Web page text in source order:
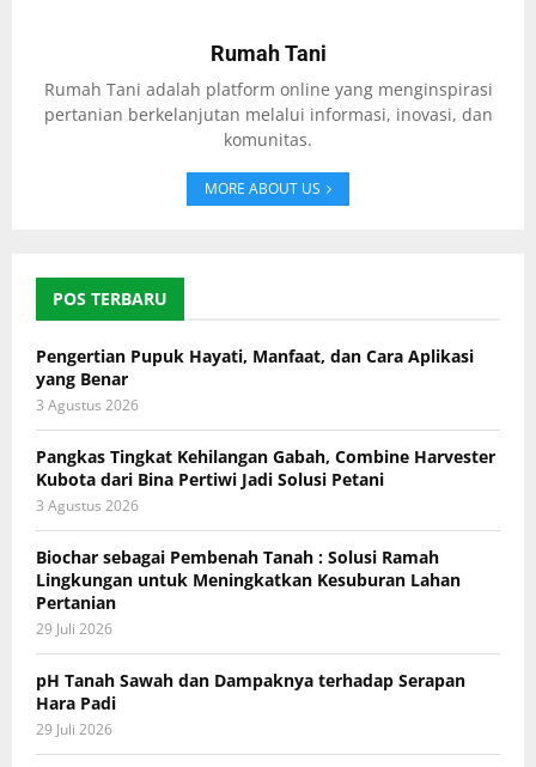
Rumah Tani
Rumah Tani adalah platform online yang menginspirasi
pertanian berkelanjutan melalui informasi, inovasi, dan
komunitas.
MORE ABOUT US
POS TERBARU
Pengertian Pupuk Hayati, Manfaat, dan Cara Aplikasi
yang Benar
3 Agustus 2026
Pangkas Tingkat Kehilangan Gabah, Combine Harvester
Kubota dari Bina Pertiwi Jadi Solusi Petani
3 Agustus 2026
Biochar sebagai Pembenah Tanah : Solusi Ramah
Lingkungan untuk Meningkatkan Kesuburan Lahan
Pertanian
29 Juli 2026
pH Tanah Sawah dan Dampaknya terhadap Serapan
Hara Padi
29 Juli 2026